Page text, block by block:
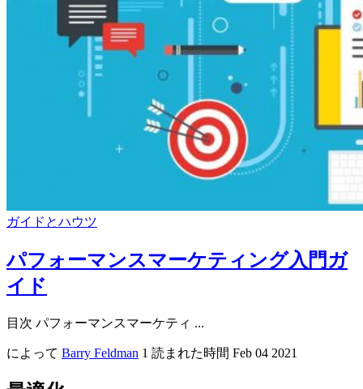
ガイドとハウツ
パフォーマンスマーケティング入門ガ
イド
目次 パフォーマンスマーケティ ...
によって Barry Feldman 1 読まれた時間 Feb 04 2021